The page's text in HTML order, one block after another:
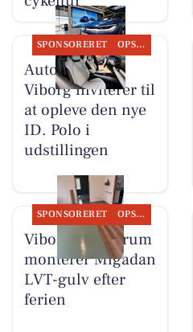
SPONSORERET OPSLAGSTAVLEN
Autocentralen
Viborg inviterer til
at opleve den nye
ID. Polo i
udstillingen
SPONSORERET OPSLAGSTAVLEN
Viborg Gulvforum
monterer Migadan
LVT-gulv efter
ferien